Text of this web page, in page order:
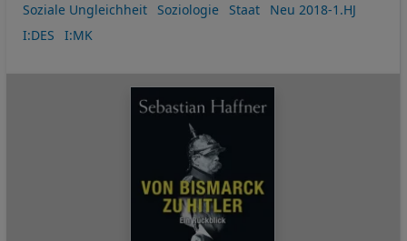
Soziale Ungleichheit
Soziologie Staat
Neu 2018-1.HJ
I:DES
I:MK